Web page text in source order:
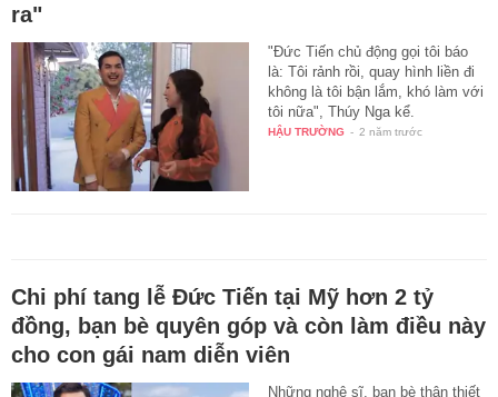
ra"
"Đức Tiến chủ động gọi tôi báo
là: Tôi rảnh rồi, quay hình liền đi
không là tôi bận lắm, khó làm với
tôi nữa", Thúy Nga kể.
HẬU TRƯỜNG - 2 năm trước
Chi phí tang lễ Đức Tiến tại Mỹ hơn 2 tỷ
đồng, bạn bè quyên góp và còn làm điều này
cho con gái nam diễn viên
Những nghệ sĩ, bạn bè thân thiết